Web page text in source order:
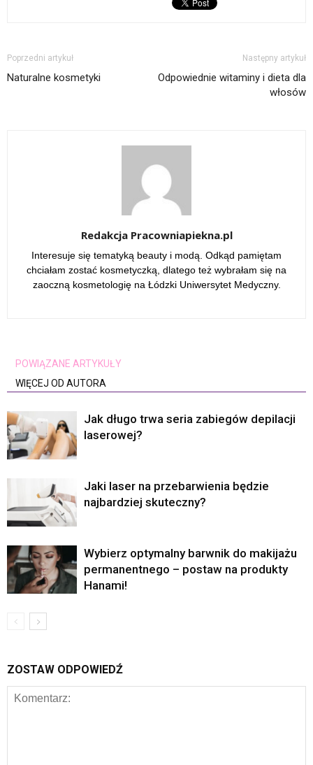
Poprzedni artykuł
Naturalne kosmetyki
Następny artykuł
Odpowiednie witaminy i dieta dla
włosów
Redakcja Pracowniapiekna.pl
Interesuje się tematyką beauty i modą. Odkąd pamiętam
chciałam zostać kosmetyczką, dlatego też wybrałam się na
zaoczną kosmetologię na Łódzki Uniwersytet Medyczny.
POWIĄZANE ARTYKUŁY
WIĘCEJ OD AUTORA
Jak długo trwa seria zabiegów depilacji
laserowej?
Jaki laser na przebarwienia będzie
najbardziej skuteczny?
Wybierz optymalny barwnik do makijażu
permanentnego – postaw na produkty
Hanami!
ZOSTAW ODPOWIEDŹ